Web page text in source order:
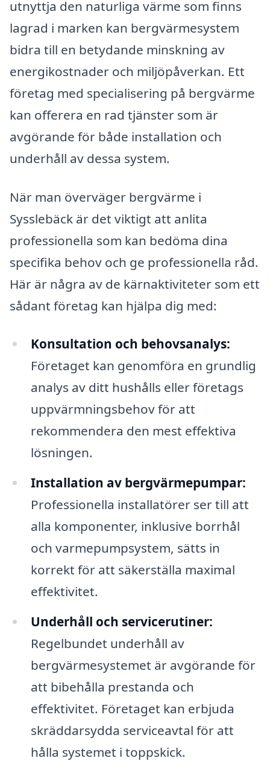
utnyttja den naturliga värme som finns
lagrad i marken kan bergvärmesystem
bidra till en betydande minskning av
energikostnader och miljöpåverkan. Ett
företag med specialisering på bergvärme
kan offerera en rad tjänster som är
avgörande för både installation och
underhåll av dessa system.
När man överväger bergvärme i
Sysslebäck är det viktigt att anlita
professionella som kan bedöma dina
specifika behov och ge professionella råd.
Här är några av de kärnaktiviteter som ett
sådant företag kan hjälpa dig med:
Konsultation och behovsanalys:
Företaget kan genomföra en grundlig
analys av ditt hushålls eller företags
uppvärmningsbehov för att
rekommendera den mest effektiva
lösningen.
Installation av bergvärmepumpar:
Professionella installatörer ser till att
alla komponenter, inklusive borrhål
och varmepumpsystem, sätts in
korrekt för att säkerställa maximal
effektivitet.
Underhåll och servicerutiner:
Regelbundet underhåll av
bergvärmesystemet är avgörande för
att bibehålla prestanda och
effektivitet. Företaget kan erbjuda
skräddarsydda serviceavtal för att
hålla systemet i toppskick.